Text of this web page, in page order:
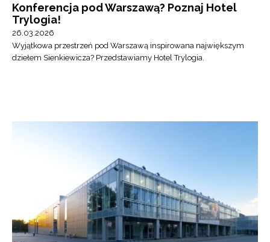
Konferencja pod Warszawą? Poznaj Hotel
Trylogia!
26.03.2026
Wyjątkowa przestrzeń pod Warszawą inspirowana największym
dziełem Sienkiewicza? Przedstawiamy Hotel Trylogia.